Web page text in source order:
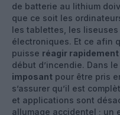
de batterie au lithium
que ce soit les
les tablettes, les
électroniques. Et ce afin
puisse réagir rapidement
début d’incendie. Dans
imposant pour être pris
s’assurer qu’il est
et applications sont
allumage accidentel ; un